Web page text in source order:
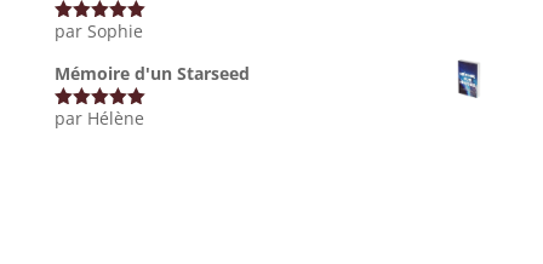
Note5sur
par Sophie
Mémoire d'un Starseed
Note5sur
par Hélène
VOTRE PRÉNOM